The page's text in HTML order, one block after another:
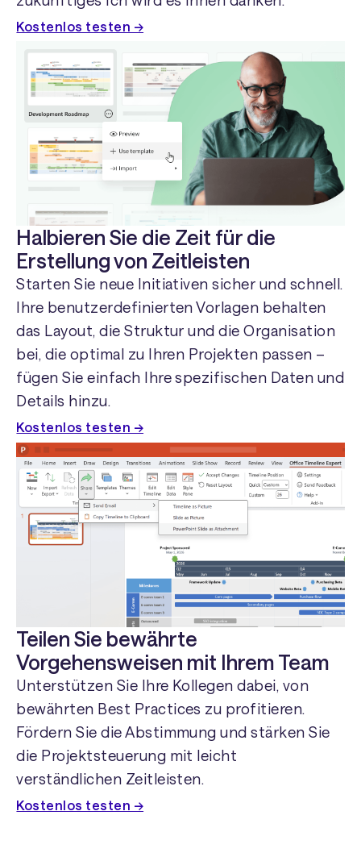
Kostenlos testen →
Halbieren Sie die Zeit für die
Erstellung von Zeitleisten
Starten Sie neue Initiativen sicher und schnell.
Ihre benutzerdefinierten Vorlagen behalten
das Layout, die Struktur und die Organisation
bei, die optimal zu Ihren Projekten passen –
fügen Sie einfach Ihre spezifischen Daten und
Details hinzu.
Kostenlos testen →
Teilen Sie bewährte
Vorgehensweisen mit Ihrem Team
Unterstützen Sie Ihre Kollegen dabei, von
bewährten Best Practices zu profitieren.
Fördern Sie die Abstimmung und stärken Sie
die Projektsteuerung mit leicht
verständlichen Zeitleisten.
Kostenlos testen →